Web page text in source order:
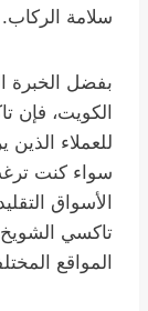
سلامة الركاب.
بفضل الخبرة
الكويت، فإن
للعملاء
سواء كنت
الأسواق
تاكسي
المواقع